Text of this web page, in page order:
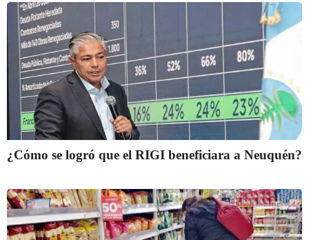
¿Cómo se logró que el RIGI beneficiara a Neuquén?